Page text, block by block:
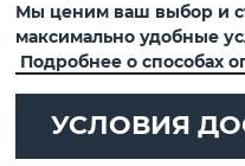
Мы ценим ваш выбор и
максимально удобные
Подробнее о способах
УСЛОВИЯ